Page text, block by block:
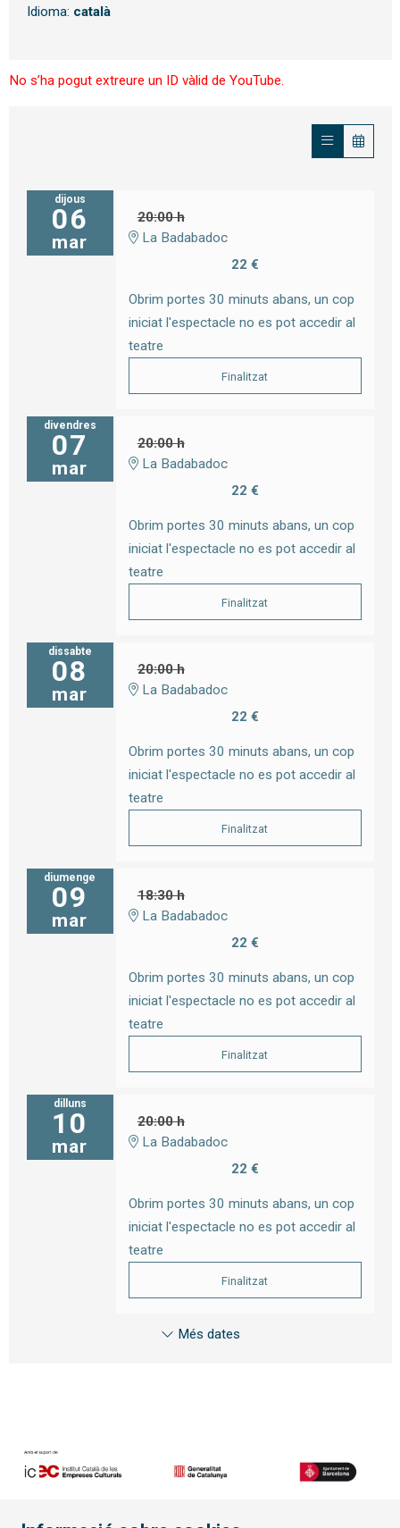
Idioma: català
No s’ha pogut extreure un ID vàlid de YouTube.
dijous
06
mar
20:00 h
La Badabadoc
22 €
Obrim portes 30 minuts abans, un cop
iniciat l'espectacle no es pot accedir al
teatre
Finalitzat
divendres
07
mar
20:00 h
La Badabadoc
22 €
Obrim portes 30 minuts abans, un cop
iniciat l'espectacle no es pot accedir al
teatre
Finalitzat
dissabte
08
mar
20:00 h
La Badabadoc
22 €
Obrim portes 30 minuts abans, un cop
iniciat l'espectacle no es pot accedir al
teatre
Finalitzat
diumenge
09
mar
18:30 h
La Badabadoc
22 €
Obrim portes 30 minuts abans, un cop
iniciat l'espectacle no es pot accedir al
teatre
Finalitzat
dilluns
10
mar
20:00 h
La Badabadoc
22 €
Obrim portes 30 minuts abans, un cop
iniciat l'espectacle no es pot accedir al
teatre
Finalitzat
Més dates